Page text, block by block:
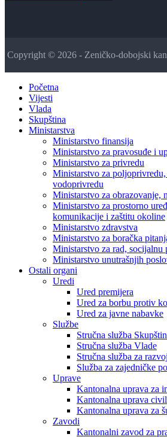
Copyright © 2026 - Zeničko-dobojski
Početna
Vijesti
Vlada
Skupština
Ministarstva
Ministarstvo finansija
Ministarstvo za pravosuđe i
Ministarstvo za privredu
Ministarstvo za poljoprivredu,
vodoprivredu
Ministarstvo za obrazovanje,
Ministarstvo za prostorno
komunikacije i zaštitu okoline
Ministarstvo zdravstva
Ministarstvo za boračka
Ministarstvo za rad,
Ministarstvo unutrašnjih
Ostali organi
Uredi
Ured premijera
Ured za borbu protiv
Ured za javne nabavke
Službe
Stručna služba
Stručna služba Vlade
Stručna služba za
Služba za zajedničke
Uprave
Kantonalna uprava za
Kantonalna uprava
Kantonalna uprava za
Zavodi
Kantonalni zavod za